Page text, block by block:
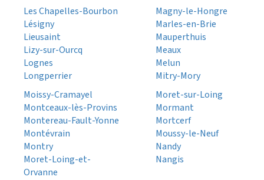
Les Chapelles-Bourbon
Lésigny
Lieusaint
Lizy-sur-Ourcq
Lognes
Longperrier
Magny-le-Hongre
Marles-en-Brie
Mauperthuis
Meaux
Melun
Mitry-Mory
Moissy-Cramayel
Montceaux-lès-Provins
Montereau-Fault-Yonne
Montévrain
Montry
Moret-Loing-et-
Orvanne
Moret-sur-Loing
Mormant
Mortcerf
Moussy-le-Neuf
Nandy
Nangis